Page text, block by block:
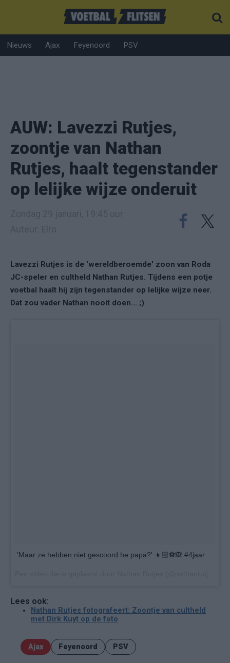
Nieuws Ajax Feyenoord PSV
AUW: Lavezzi Rutjes,
zoontje van Nathan
Rutjes, haalt tegenstander
op lelijke wijze onderuit
Lavezzi Rutjes is de 'wereldberoemde' zoon van Roda
JC-speler en cultheld Nathan Rutjes. Tijdens een potje
voetbal haalt hij zijn tegenstander op lelijke wijze neer.
Dat zou vader Nathan nooit doen... ;)
'Maar ze hebben niet gescoord he papa?' 👦🏼⚽️🙈 #4jaar
Lees ook:
Nathan Rutjes fotografeert: Zoontje van cultheld
met Dirk Kuyt op de foto
Ajax Feyenoord PSV